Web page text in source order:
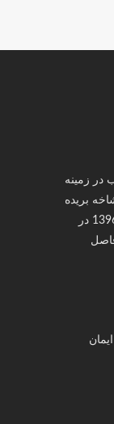
در زمینه
بریده
فعالیت خود را در برند جدید ایمانا از بهار 1396 در